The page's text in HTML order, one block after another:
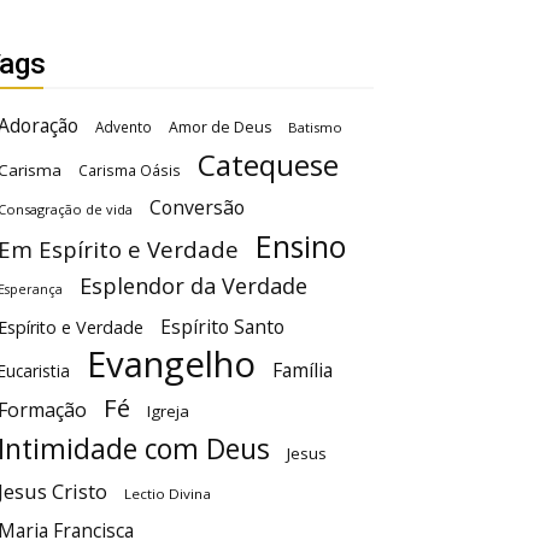
Advento Amor de Deus Batismo
Carisma Oásis Catequese
Consagração de vida Conversão
Em Espírito e Verdade Ensino
Esperança Esplendor da Verdade
Espírito e Verdade Espírito Santo
Evangelho
Família
Formação
Fé Igreja
Intimidade com Deus Jesus
Jesus Cristo Lectio Divina
Maria Francisca